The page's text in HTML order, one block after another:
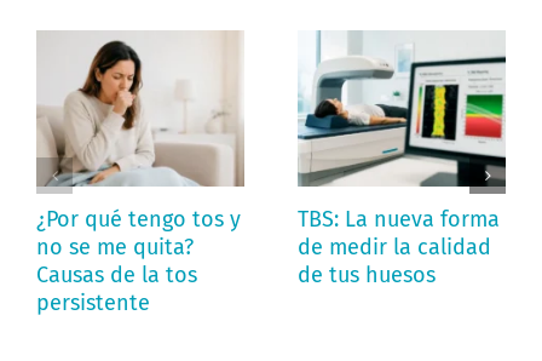
¿Por qué tengo tos y
no se me quita?
Causas de la tos
persistente
TBS: La nueva forma
de medir la calidad
de tus huesos